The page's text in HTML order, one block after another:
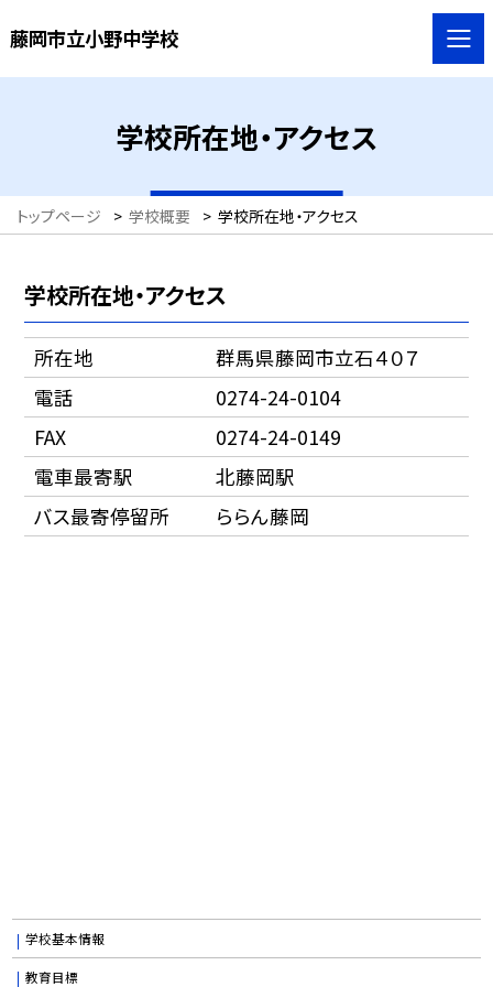
藤岡市立小野中学校
学校所在地・アクセス
トップページ > 学校概要 > 学校所在地・アクセス
学校所在地・アクセス
所在地
群馬県藤岡市立石４０７
電話
0274-24-0104
FAX
0274-24-0149
電車最寄駅
北藤岡駅
バス最寄停留所
ららん藤岡
学校基本情報
教育目標